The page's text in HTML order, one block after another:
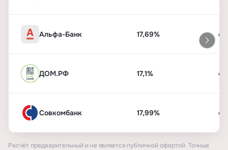
Альфа-Банк 17,69% от
ДОМ.РФ 17,1%
Совкомбанк 17,99%
Расчёт предварительный и не является публичной офертой. Точные